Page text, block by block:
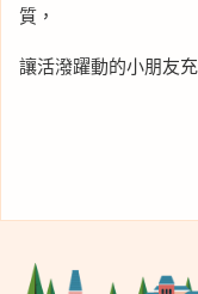
質，
讓活潑躍動的小朋友